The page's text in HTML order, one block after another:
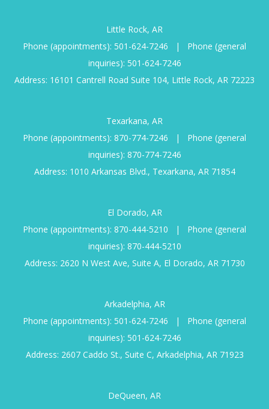
Little Rock, AR
Phone (appointments): 501-624-7246 |
Phone (general
inquiries): 501-624-7246
Address: 16101 Cantrell Road Suite 104, Little Rock, AR 72223
Texarkana, AR
Phone (appointments): 870-774-7246 |
Phone (general
inquiries): 870-774-7246
Address: 1010 Arkansas Blvd., Texarkana, AR 71854
El Dorado, AR
Phone (appointments): 870-444-5210 |
Phone (general
inquiries): 870-444-5210
Address: 2620 N West Ave, Suite A, El Dorado, AR 71730
Arkadelphia, AR
Phone (appointments): 501-624-7246 |
Phone (general
inquiries): 501-624-7246
Address: 2607 Caddo St., Suite C, Arkadelphia, AR 71923
DeQueen, AR